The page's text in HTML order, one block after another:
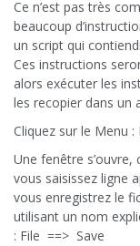
Ce n’est pas très
beaucoup
un script qui
Ces instructions
alors exécuter les
les recopier dans un
Cliquez sur le Menu
Une fenêtre s’ouvre,
vous saisissez ligne
vous enregistrez le
utilisant un nom
: File ==> Save